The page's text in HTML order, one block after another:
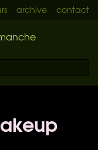
archive contact